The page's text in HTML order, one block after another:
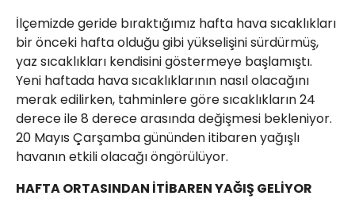
İlçemizde geride bıraktığımız hafta hava sıcaklıkları
bir önceki hafta olduğu gibi yükselişini sürdürmüş,
yaz sıcaklıkları kendisini göstermeye başlamıştı.
Yeni haftada hava sıcaklıklarının nasıl olacağını
merak edilirken, tahminlere göre sıcaklıkların 24
derece ile 8 derece arasında değişmesi bekleniyor.
20 Mayıs Çarşamba gününden itibaren yağışlı
havanın etkili olacağı öngörülüyor.
HAFTA ORTASINDAN İTİBAREN YAĞIŞ GELİYOR